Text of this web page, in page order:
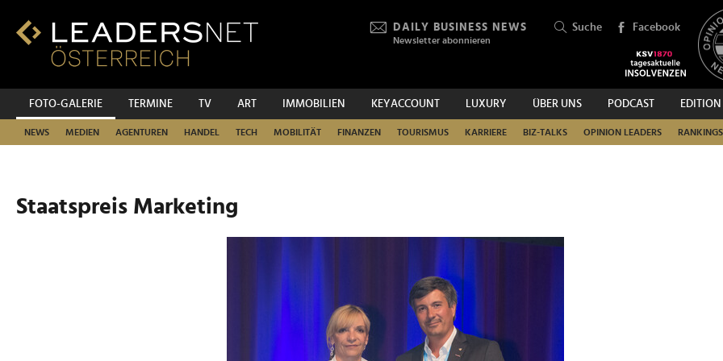
Inhalt
Fußzeilen-
Hauptnavigation
DAILY BUSINESS NEWS
Newsletter abonnieren
Suche Facebook
FOTO-GALERIE TERMINE TV ART IMMOBILIEN KEYACCOUNT LUXURY ÜBER UNS PODCAST EDITION
NEWS MEDIEN AGENTUREN HANDEL TECH MOBILITÄT FINANZEN TOURISMUS KARRIERE BIZ-TALKS OPINION LEADERS RANKINGS
SUCHEN
Staatspreis Marketing